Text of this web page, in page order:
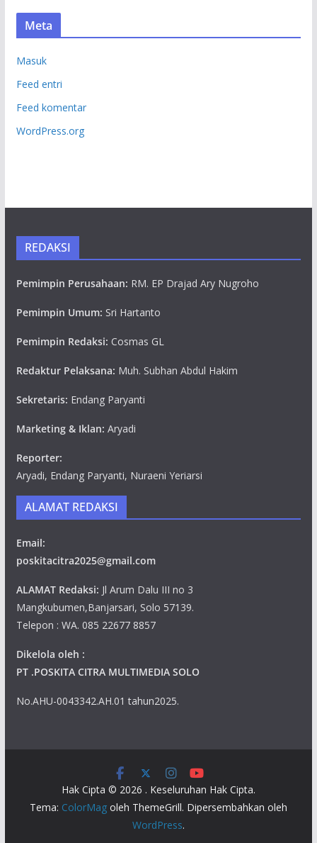
Meta
Masuk
Feed entri
Feed komentar
WordPress.org
REDAKSI
Pemimpin Perusahaan: RM. EP Drajad Ary Nugroho
Pemimpin Umum: Sri Hartanto
Pemimpin Redaksi: Cosmas GL
Redaktur Pelaksana: Muh. Subhan Abdul Hakim
Sekretaris: Endang Paryanti
Marketing & Iklan: Aryadi
Reporter:
Aryadi, Endang Paryanti, Nuraeni Yeriarsi
ALAMAT REDAKSI
Email:
poskitacitra2025@gmail.com
ALAMAT Redaksi: Jl Arum Dalu III no 3
Mangkubumen,Banjarsari, Solo 57139.
Telepon : WA. 085 22677 8857
Dikelola oleh :
PT .POSKITA CITRA MULTIMEDIA SOLO
No.AHU-0043342.AH.01 tahun2025.
Hak Cipta © 2026 . Keseluruhan Hak Cipta.
Tema: ColorMagoleh ThemeGrill. Dipersembahkan oleh
WordPress.